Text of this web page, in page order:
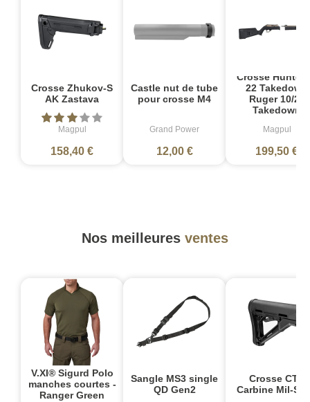
Crosse Zhukov-S
AK Zastava
Magpul
158,40 €
Castle nut de tube
pour crosse M4
Grand Power
12,00 €
Crosse Hunter
22 Takedown
Ruger 10/22
Takedown
Magpul
199,50 €
Nos meilleures ventes
V.XI® Sigurd Polo
manches courtes -
Ranger Green
Sangle MS3 single
QD Gen2
Crosse CTR
Carbine Mil-